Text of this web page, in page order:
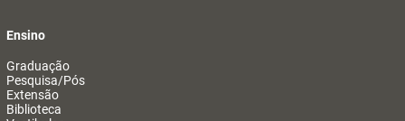
Ensino
Graduação
Pesquisa/Pós
Extensão
Biblioteca